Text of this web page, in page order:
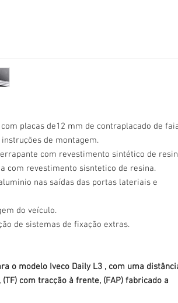
placas de12 mm de contraplacado de
de montagem.
com revestimento sintético de
com revestimento sisntetico de resina.
nas saídas das portas lateriais e
do veículo.
de sistemas de fixação extras.
o modelo Iveco Daily L3 , com uma
com tracção à frente, (FAP) fabricado a